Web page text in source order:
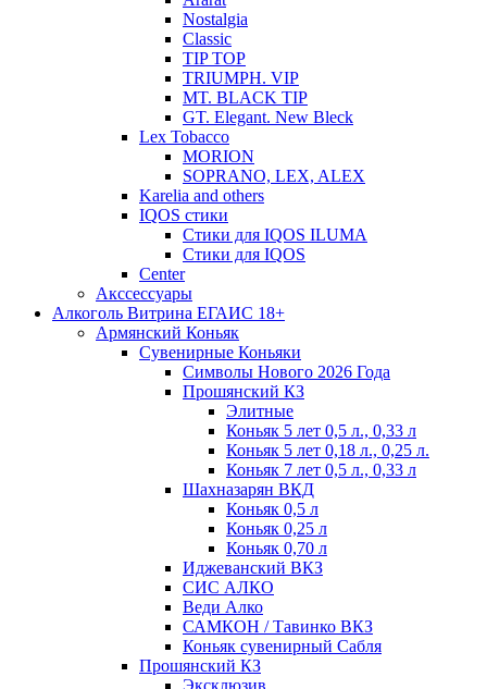
Nostalgia
Classic
TIP TOP
TRIUMPH. VIP
MT. BLACK TIP
GT. Elegant. New Bleck
Lex Tobacco
MORION
SOPRANO, LEX, ALEX
Karelia and others
IQOS стики
Стики для IQOS ILUMA
Стики для IQOS
Сenter
Акссессуары
Алкоголь Витрина ЕГАИС 18+
Армянский Коньяк
Сувенирные Коньяки
Символы Нового 2026 Года
Прошянский КЗ
Элитные
Коньяк 5 лет 0,5 л., 0,33 л
Коньяк 5 лет 0,18 л., 0,25 л.
Коньяк 7 лет 0,5 л., 0,33 л
Шахназарян ВКД
Коньяк 0,5 л
Коньяк 0,25 л
Коньяк 0,70 л
Иджеванский ВКЗ
СИС АЛКО
Веди Алко
САМКОН / Тавинко ВКЗ
Коньяк сувенирный Сабля
Прошянский КЗ
Эксклюзив